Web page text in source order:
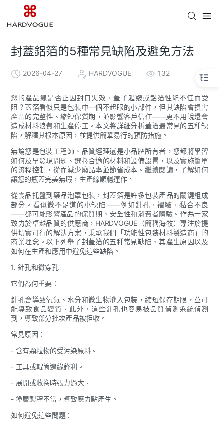
封蓋鋁箔的5種常見缺陷及避免方法
2026-04-27 HARDVOGUE 132
您的產品線是否正因封口失效、蓋子起皺或鋁箔性能不佳而受
阻？蓋箔看似只是包裝中一個不起眼的小部件，但其缺陷會損害
產品的完整性、縮短保質期，並影響客戶信任——更不用說還會
造成材料浪費和生產停工。本文將詳細分析蓋箔最常見的五種缺
陷，解釋其根本原因，並提供簡單易行的預防措施。
無論您是包裝工程師、品質經理還是小品牌所有者，您都將學習
如何及早發現問題、選擇合適的材料和設備設置，以及實施簡單
的流程控制，從而減少廢品率並節省成本。繼續閱讀，了解如何
讓您的瓶蓋完美無瑕，生產線順暢運作。
從食品托盤到藥品泡罩包裝，封蓋箔是許多包裝產品的關鍵組成
部分。看似微不足道的小缺陷——例如針孔、褶皺、黏合不良
——都可能影響產品的保質期、安全性和消費者體驗。作為一家
致力於卓越品質的供應商，HARDVOGUE（簡稱海牧）專注於提
供切實可行的解決方案，秉承我們「功能性包裝材料製造商」的
商業理念。以下列舉了封蓋箔的五種常見缺陷、其產生原因以及
如何在生產和應用中避免這些缺陷。
1. 針孔和微穿孔
它們為何重要：
針孔會導致氧氣、水分和微生物滲入包裝，縮短保存期限，並可
能導致食品變質。此外，這些針孔也容易被品質偵測系統偵測
到，導致部分批次產品被拒收。
常見原因：
- 含有顆粒物的受污染原料。
- 工具或輥筒邊緣鋒利。
- 展開或收卷時張力過大。
- 塗層製程不當，導致應力點產生。
如何避免這些問題：